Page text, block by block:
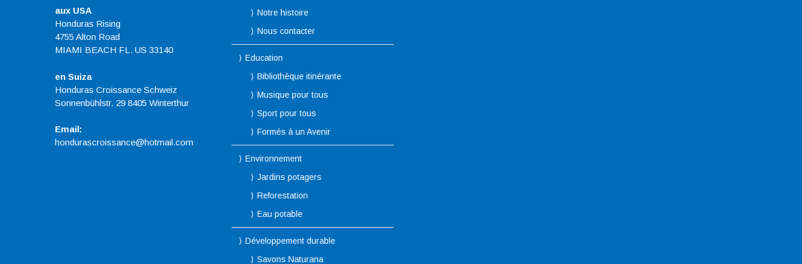
aux USA
Honduras Rising
4755 Alton Road
MIAMI BEACH FL. US 33140
en Suiza
Honduras Croissance Schweiz
Sonnenbühlstr. 29 8405 Winterthur
Email:
hondurascroissance@hotmail.com
Notre histoire
Nous contacter
Education
Bibliothèque itinérante
Musique pour tous
Sport pour tous
Formés à un Avenir
Environnement
Jardins potagers
Reforestation
Eau potable
Développement durable
Savons Naturana